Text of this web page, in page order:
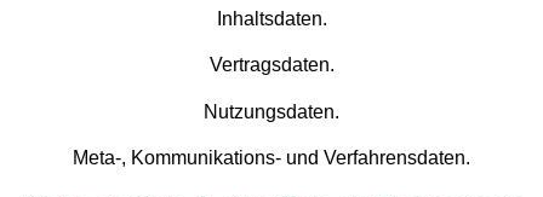
Inhaltsdaten.
Vertragsdaten.
Nutzungsdaten.
Meta-, Kommunikations- und Verfahrensdaten.